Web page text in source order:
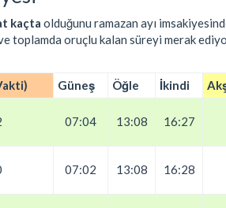
kaçta olduğunu ramazan ayı
toplamda oruçlu kalan süreyi merak
Güneş Öğle İkindi
07:04 13:08 16:27
07:02 13:08 16:28